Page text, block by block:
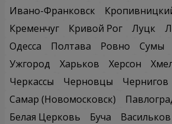
Ивано-Франковск
Кременчуг
Кривой Рог Луцк
Одесса
Полтава Ровно Сумы
Ужгород
Харьков Херсон
Черкассы
Черновцы
Чернигов
Самар (Новомосковск)
Белая Церковь
Буча Васильков